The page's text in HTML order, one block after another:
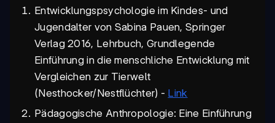
Entwicklungspsychologie im Kindes- und
Jugendalter von Sabina Pauen, Springer
Verlag 2016, Lehrbuch, Grundlegende
Einführung in die menschliche Entwicklung mit
Vergleichen zur Tierwelt
(Nesthocker/Nestflüchter) - Link
Pädagogische Anthropologie: Eine Einführung